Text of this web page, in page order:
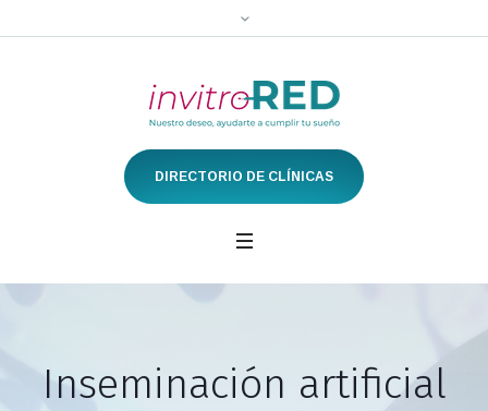
DIRECTORIO DE CLÍNICAS
Inseminación artificial